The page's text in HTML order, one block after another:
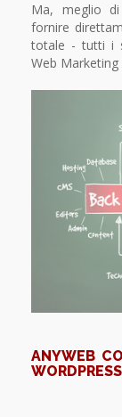
Ma, meglio
fornire
totale - tutti i
Web Marketing
ANYWEB
WORDPRESS